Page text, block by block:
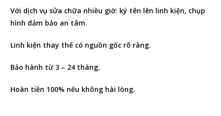
Với dịch vụ sửa chữa nhiều giờ: ký tên lên linh kiện, chụp
hình đảm bảo an tâm.
Linh kiện thay thế có nguồn gốc rõ ràng.
Bảo hành từ 3 – 24 tháng.
Hoàn tiền 100% nếu không hài lòng.